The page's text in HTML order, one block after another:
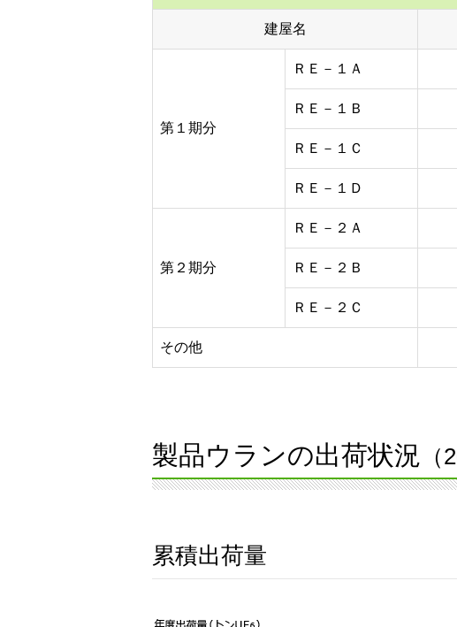
建屋名
第１期分
ＲＥ－１Ａ
ＲＥ－１Ｂ
ＲＥ－１Ｃ
ＲＥ－１Ｄ
第２期分
ＲＥ－２Ａ
ＲＥ－２Ｂ
ＲＥ－２Ｃ
その他
製品ウランの出荷状況
累積出荷量